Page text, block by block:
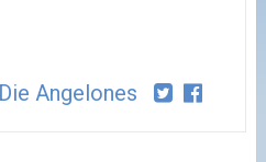
Die Angelones